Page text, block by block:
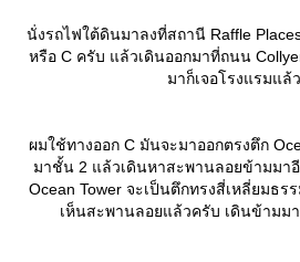
นั่งรถไฟใต้ดินมาลงที่สถานี Raffle
หรือ C ครับ แล้วเดินออกมาที่ถนน
มาก็เจอโรงแรมแล้
ผมใช้ทางออก C มันจะมาออกตรงตึก
มาชั้น 2 แล้วเดินหาสะพานลอยข้ามมา
Ocean Tower จะเป็นตึกทรงสี่เหลี่ยมธร
เห็นสะพานลอยแล้วครับ เดินข้ามม